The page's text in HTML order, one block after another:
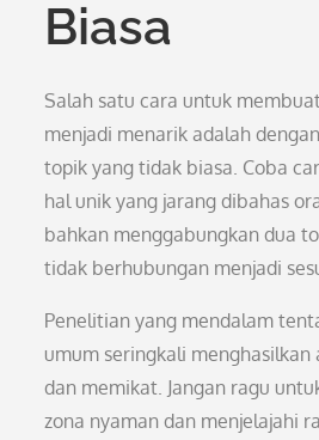
Biasa
Salah satu cara untuk
menjadi menarik adalah
topik yang tidak biasa. Coba
hal unik yang jarang dibahas
bahkan menggabungkan dua
tidak berhubungan menjadi
Penelitian yang mendalam
umum seringkali
dan memikat. Jangan ragu
zona nyaman dan menjelajahi